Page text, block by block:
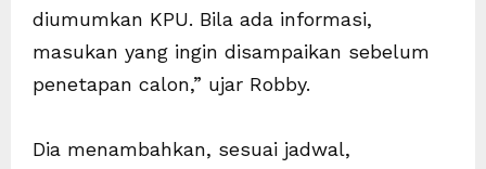
diumumkan KPU. Bila ada informasi,
masukan yang ingin disampaikan sebelum
penetapan calon,” ujar Robby.
Dia menambahkan, sesuai jadwal,